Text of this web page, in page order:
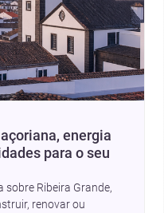
energia
para o seu
Ribeira Grande,
renovar ou